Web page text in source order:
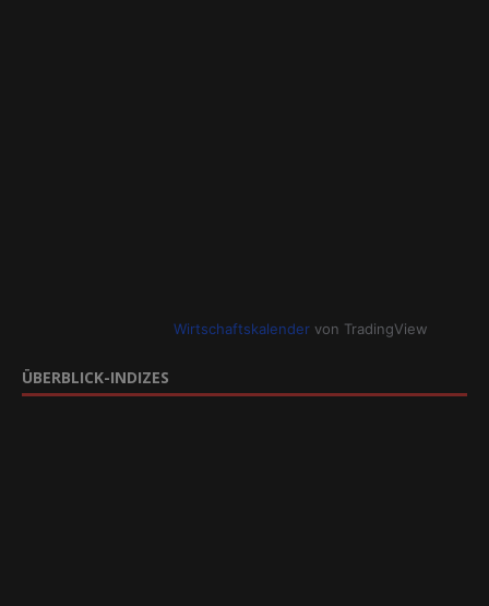
Wirtschaftskalendervon TradingView
ÜBERBLICK-INDIZES